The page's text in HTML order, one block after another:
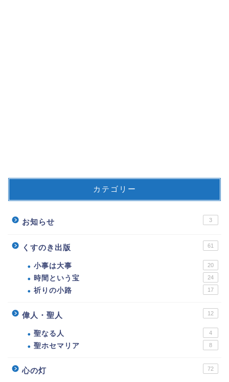
カテゴリー
お知らせ 3
くすのき出版 61
小事は大事 20
時間という宝 24
祈りの小路 17
偉人・聖人 12
聖なる人 4
聖ホセマリア 8
心の灯 72